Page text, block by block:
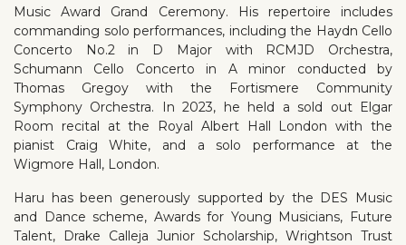
Music Award Grand Ceremony. His repertoire includes
commanding solo performances, including the Haydn Cello
Concerto No.2 in D Major with RCMJD Orchestra,
Schumann Cello Concerto in A minor conducted by
Thomas Gregoy with the Fortismere Community
Symphony Orchestra. In 2023, he held a sold out Elgar
Room recital at the Royal Albert Hall London with the
pianist Craig White, and a solo performance at the
Wigmore Hall, London.
Haru has been generously supported by the DES Music
and Dance scheme, Awards for Young Musicians, Future
Talent, Drake Calleja Junior Scholarship, Wrightson Trust